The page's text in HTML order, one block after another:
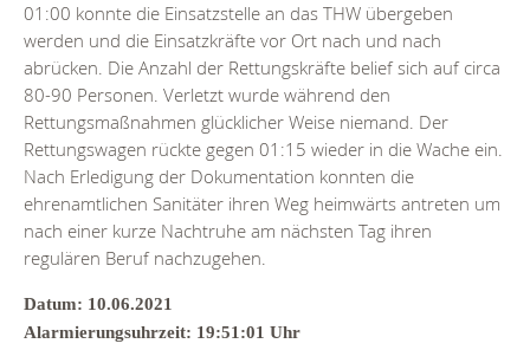
01:00 konnte die Einsatzstelle an das THW übergeben
werden und die Einsatzkräfte vor Ort nach und nach
abrücken. Die Anzahl der Rettungskräfte belief sich auf circa
80-90 Personen. Verletzt wurde während den
Rettungsmaßnahmen glücklicher Weise niemand. Der
Rettungswagen rückte gegen 01:15 wieder in die Wache ein.
Nach Erledigung der Dokumentation konnten die
ehrenamtlichen Sanitäter ihren Weg heimwärts antreten um
nach einer kurze Nachtruhe am nächsten Tag ihren
regulären Beruf nachzugehen.
Datum: 10.06.2021
Alarmierungsuhrzeit: 19:51:01 Uhr